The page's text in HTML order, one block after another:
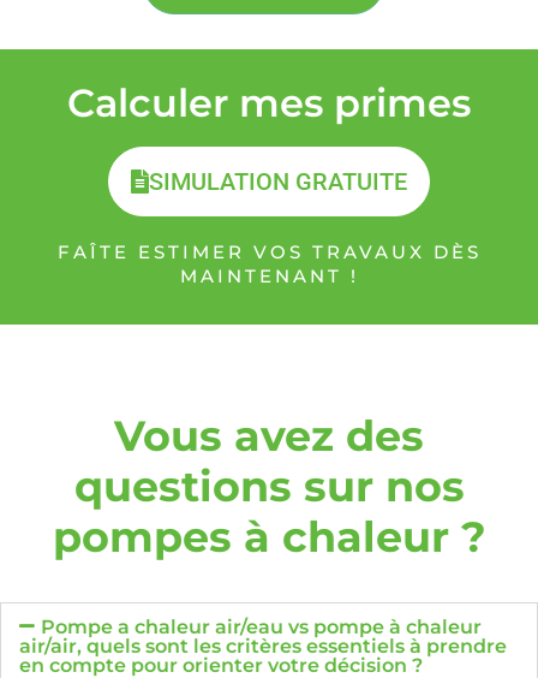
Calculer mes primes
SIMULATION GRATUITE
FAÎTE ESTIMER VOS TRAVAUX DÈS
MAINTENANT !
Vous avez des
questions sur nos
pompes à chaleur ?
Pompe a chaleur air/eau vs pompe à chaleur
air/air, quels sont les critères essentiels à prendre
en compte pour orienter votre décision ?